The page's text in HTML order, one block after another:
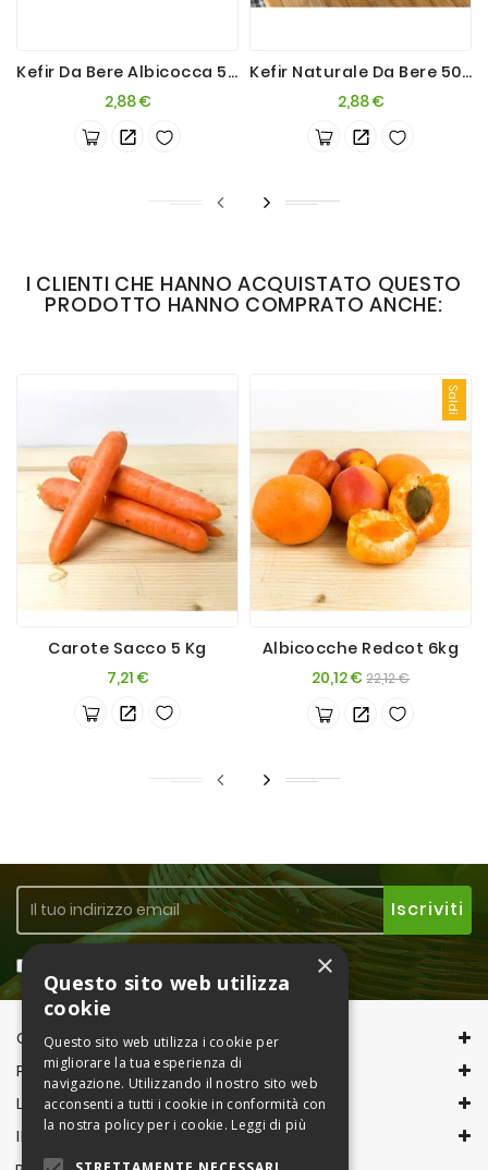
Kefir Da Bere Albicocca 500ml
2,88 €Prezzo
Kefir Naturale Da Bere 500ml
2,88 €Prezzo
I CLIENTI CHE HANNO ACQUISTATO QUESTO
PRODOTTO HANNO COMPRATO ANCHE:
Carote Sacco 5 Kg
7,21 €Prezzo
Saldi
Albicocche Redcot 6kg
20,12 €Prezzo
22,12 €Prezzo
CONTACT INFORMATION
PRODOTTI
LA NOSTRA AZIENDA
IL TUO ACCOUNT
×
Questo sito web utilizza
cookie
Questo sito web utilizza i cookie per
migliorare la tua esperienza di
navigazione. Utilizzando il nostro sito web
acconsenti a tutti i cookie in conformità con
la nostra policy per i cookie. Leggi di più